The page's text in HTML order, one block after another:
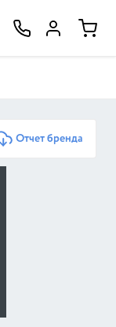
Отчет бренда